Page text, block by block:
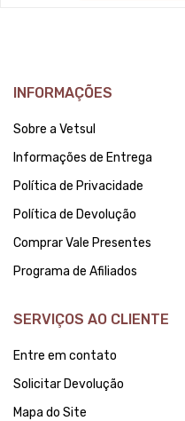
INFORMAÇÕES
Sobre a Vetsul
Informações de Entrega
Política de Privacidade
Política de Devolução
Comprar Vale Presentes
Programa de Afiliados
SERVIÇOS AO CLIENTE
Entre em contato
Solicitar Devolução
Mapa do Site